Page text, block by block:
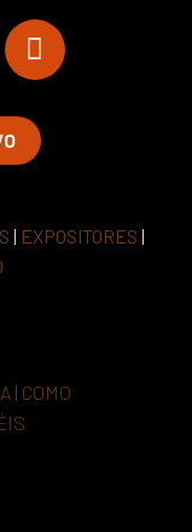
| EXPOSITORES |
| COMO